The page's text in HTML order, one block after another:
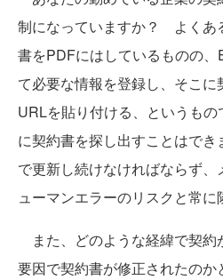
制になっていますか？ よくあ
書をPDFにはしているものの
て必要な情報を登録し、そこ
URLを貼り付ける、というも
に契約書を探し出すことはで
で更新し続けなければならず
ューマンエラーのリスクと常に
また、どのような経緯で契約
要因で契約書が修正されたの